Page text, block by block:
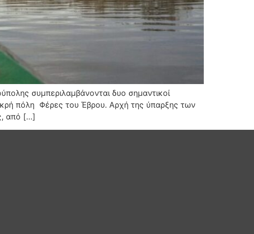
συμπεριλαμβάνονται δυο σημαντικοί
πόλη Φέρες του Έβρου. Αρχή της ύπαρξης των
από […]